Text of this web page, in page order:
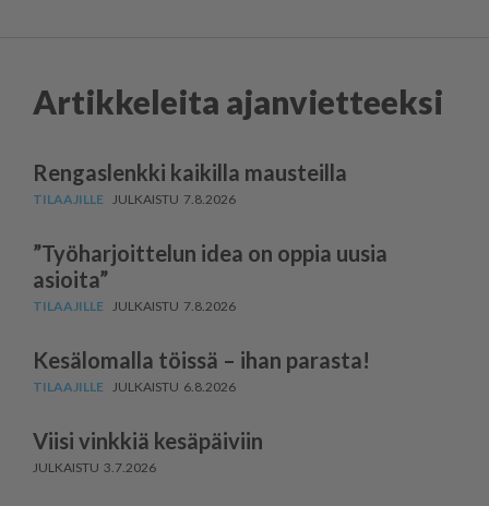
Artikkeleita ajanvietteeksi
Rengaslenkki kaikilla mausteilla
7.8.2026
”Työharjoittelun idea on oppia uusia
asioita”
7.8.2026
Kesälomalla töissä – ihan parasta!
6.8.2026
Viisi vinkkiä kesäpäiviin
3.7.2026